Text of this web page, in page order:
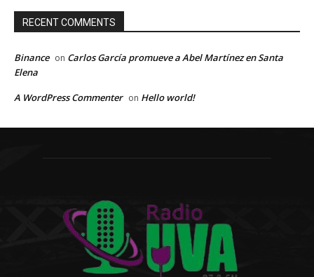
RECENT COMMENTS
Binance on Carlos García promueve a Abel Martínez en Santa
Elena
A WordPress Commenter on Hello world!